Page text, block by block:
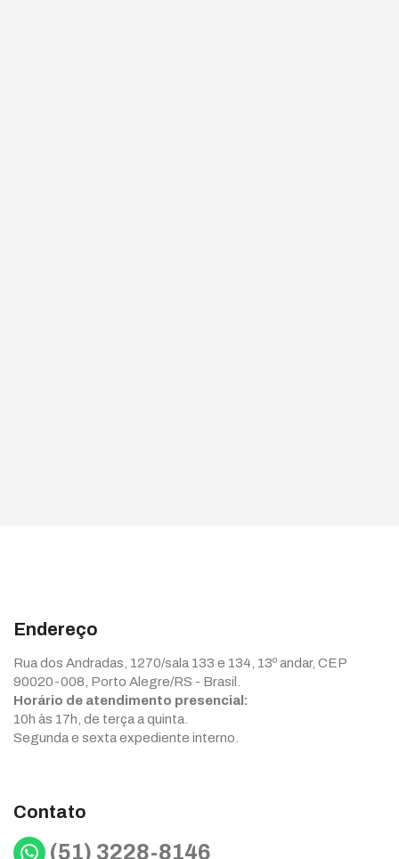
Endereço
Rua dos Andradas, 1270/sala 133 e 134, 13º andar, CEP
90020-008, Porto Alegre/RS - Brasil.
Horário de atendimento presencial:
10h às 17h, de terça a quinta.
Segunda e sexta expediente interno.
Contato
WhatsApp
(51) 3228-8146